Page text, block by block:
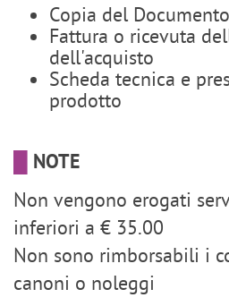
Copia del
Fattura o ricevuta
dell'acquisto
Scheda tecnica e
prodotto
NOTE
Non vengono erogati
inferiori a € 35.00
Non sono rimborsabili i
canoni o noleggi